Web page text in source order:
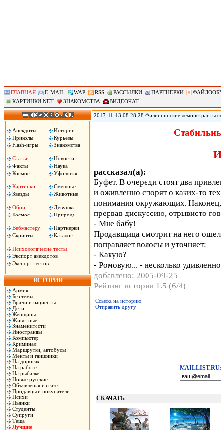
ГЛАВНАЯ E-MAIL WAP RSS РАССЫЛКИ ПАРТНЕРКИ
КАРТИНКИ.NET
ЗНАКОМСТВА ВИДЕОЧАТ
Анекдоты
Истории
Приколы
Курьезы
Flash-игры
Знакомства
Статьи
Новости
Факты
Наука
Космос
Уфология
Картинки
Смешные
Звезды
Животные
Обои
Девушки
Космос
Природа
Вебмастеру
Партнерки
Скрипты
Каталог
Психологичесие тесты
Экспорт анекдотов
Экспорт тестов
ИСТОРИИ
Армия
Без темы
Врачи и пациенты
Дети
Женщины
Животные
Знаменитости
Иностранцы
Компьютер
Криминал
Маршрутки, автобусы
Менты и гаишники
На дорогах
На работе
На рыбалке
Новые русские
Объявления из газет
Продавцы и покупатели
Психи
Пьянки
Студенты
Супруги
Теща
Лучшие
2017-11-13 08:28:28 Филиппинские демонстранты
против «американского империализма» сожгли
вместе с началом 31-го саммита АСЕАН.
рассказал(а):
Буфет. В очереди стоят два
и оживленно спорят о каких-то
понимания окружающих. Наконец,
прервав дискуссию, отрывисто
- Мне бабу!
Продавщица смотрит на него
поправляет волосы и уточняет:
- Какую?
- Ромовую... - несколько удивленно
добавлено: 2005-09-25
Рейтинг истории 1.5 (6/4)
Ссылка на историю
Отправить другу
MAILLIST.RU:
СКАЧАТЬ